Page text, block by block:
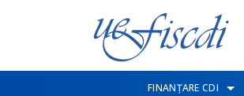
FINANȚARE CDI